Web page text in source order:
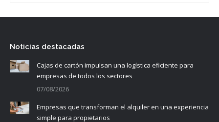
Noticias destacadas
Cajas de cartón impulsan una logística eficiente para
empresas de todos los sectores
07/08/2026
Empresas que transforman el alquiler en una experiencia
simple para propietarios